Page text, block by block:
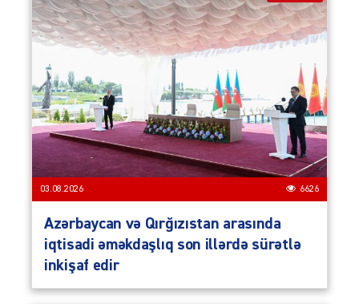
03.08.2026 6626
Azərbaycan və Qırğızıstan arasında
iqtisadi əməkdaşlıq son illərdə sürətlə
inkişaf edir